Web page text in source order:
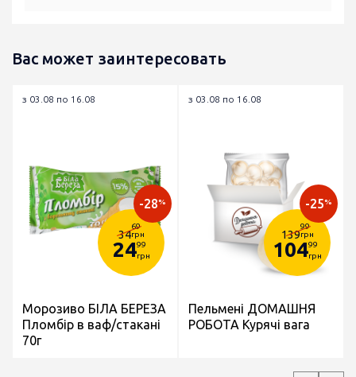
Вас может заинтересовать
з 03.08 по 16.08
34
69
грн
2499
грн
-28%
Морозиво БІЛА БЕРЕЗА
Пломбір в ваф/стакані
70г
з 03.08 по 16.08
139
99
грн
10499
грн
-25%
Пельмені ДОМАШНЯ
РОБОТА Курячі вага